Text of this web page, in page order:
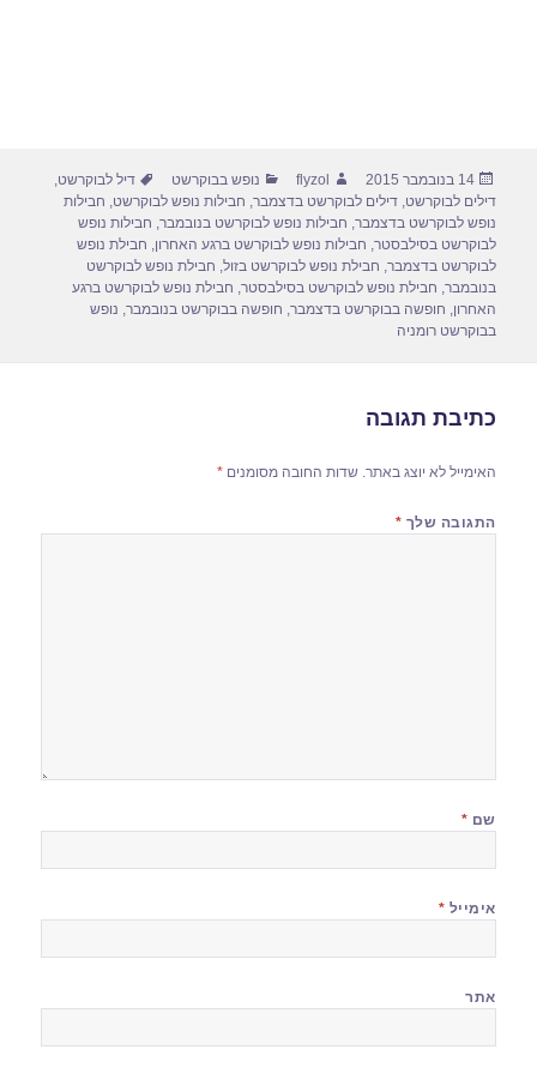
פורסם
בתאריך
14 בנובמבר 2015 מחבר
flyzol קטגוריות
נופש בבוקרשט תגיות
דיל לבוקרשט,
דילים לבוקרשט,דילים לבוקרשט בדצמבר, חבילות נופש לבוקרשט, חבילות
נופש לבוקרשט בדצמבר, חבילות נופש לבוקרשט בנובמבר, חבילות נופש
לבוקרשט בסילבסטר, חבילות נופש לבוקרשט ברגע האחרון, חבילת נופש
לבוקרשט בדצמבר, חבילת נופש לבוקרשט בזול, חבילת נופש לבוקרשט
בנובמבר, חבילת נופש לבוקרשט בסילבסטר, חבילת נופש לבוקרשט ברגע
האחרון, חופשה בבוקרשט בדצמבר, חופשה בבוקרשט בנובמבר, נופש
בבוקרשט רומניה
כתיבת תגובה
האימייל לא יוצג באתר. שדות החובה מסומנים*
התגובה שלך *
שם *
אימייל *
אתר